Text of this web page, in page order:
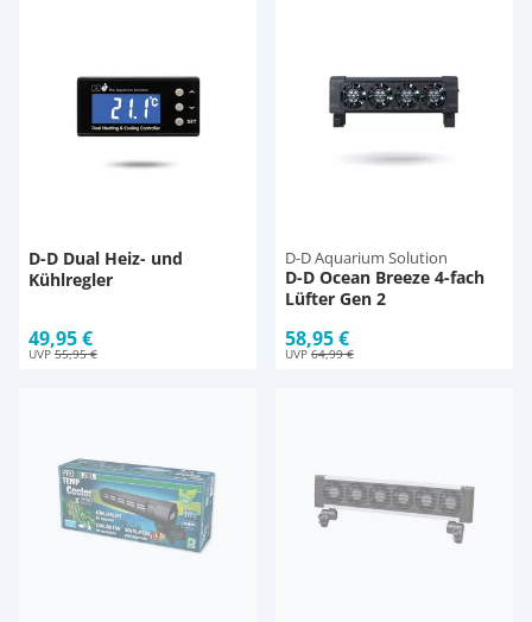
D-D Dual Heiz- und
Kühlregler
49,95 €
UVP55,95 €
D-D Aquarium Solution
D-D Ocean Breeze 4-fach
Lüfter Gen 2
58,95 €
UVP64,99 €
Schlauch
UV-Filter
Aqua Illumination
Alle Marken »
Fischfutter Test
D & D Aquarien